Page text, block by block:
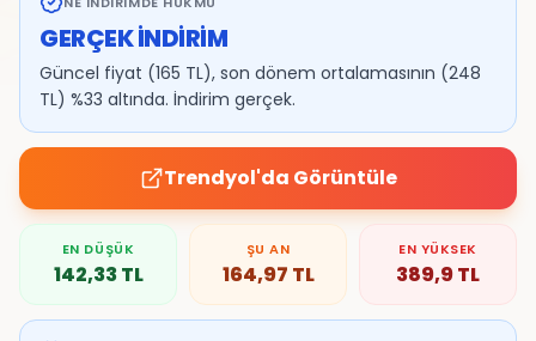
GERÇEK İNDİRİM
Güncel fiyat (165 TL), son dönem ortalamasının (248
TL) %33 altında. İndirim gerçek.
Trendyol'da Görüntüle
EN DÜŞÜK
142,33TL
ŞU AN
164,97 TL
EN YÜKSEK
389,9TL